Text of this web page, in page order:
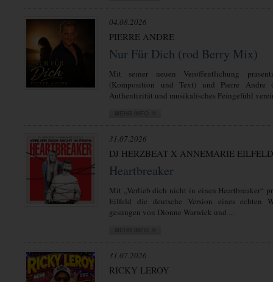
04.08.2026
PIERRE ANDRE
Nur Für Dich (rod Berry Mix)
Mit seiner neuen Veröffentlichung
(Komposition und Text) und Pierre Andre
Authentizität und musikalisches Feingefühl
31.07.2026
DJ HERZBEAT X ANNEMARIE EILFELD
Heartbreaker
Mit „Verlieb dich nicht in einen Heartbreaker“
Eilfeld die deutsche Version eines echten
gesungen von Dionne Warwick und ...
31.07.2026
RICKY LEROY